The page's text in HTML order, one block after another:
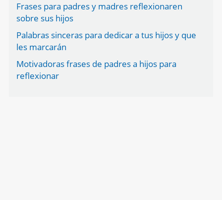
Frases para padres y madres reflexionaren
sobre sus hijos
Palabras sinceras para dedicar a tus hijos y que
les marcarán
Motivadoras frases de padres a hijos para
reflexionar